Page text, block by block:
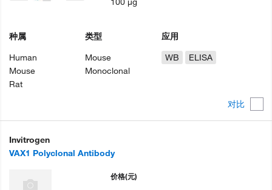
对比
种属
Human
Mouse
Rat
类型
Mouse
Monoclonal
应用
WB
ELISA
Invitrogen
VAX1 Polyclonal Antibody
价格(元)